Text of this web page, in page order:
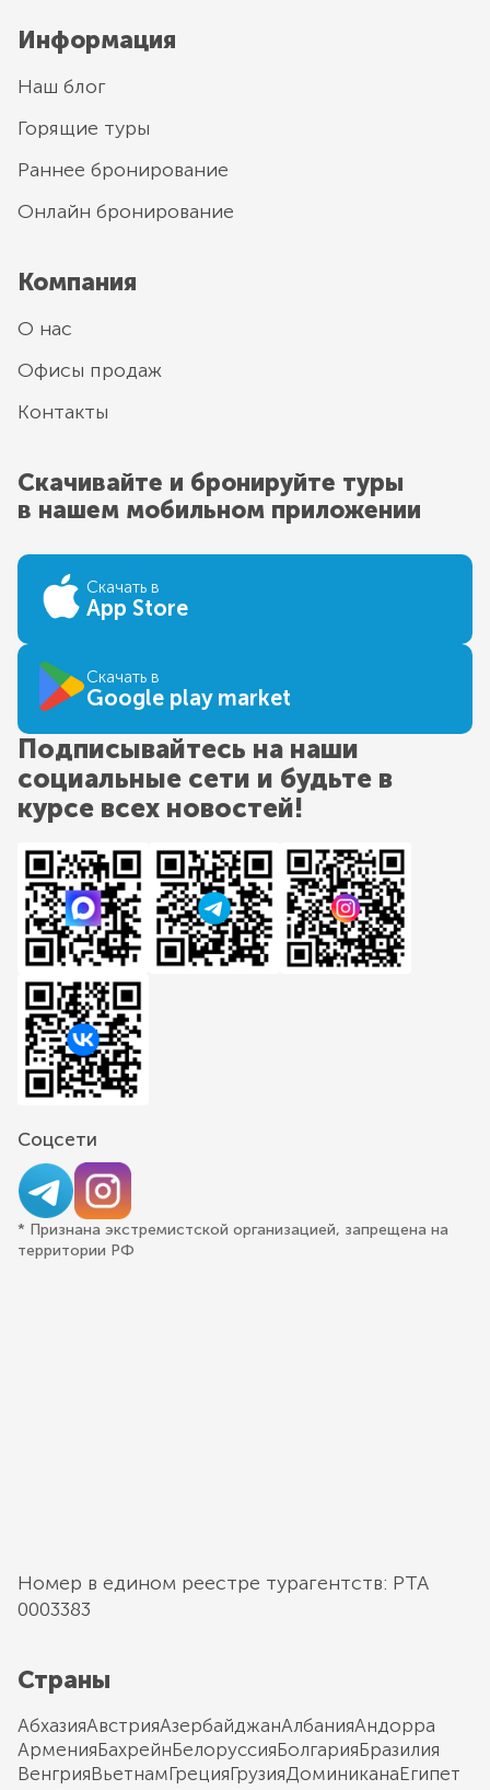
Информация
Наш блог
Горящие туры
Раннее бронирование
Онлайн бронирование
Компания
О нас
Офисы продаж
Контакты
Скачивайте и бронируйте туры
в нашем мобильном приложении
Скачать в
App Store
Скачать в
Google play market
Подписывайтесь на наши
социальные сети и будьте в
курсе всех новостей!
Соцсети
* Признана экстремистской организацией, запрещена на
территории РФ
Номер в едином реестре турагентств: РТА
0003383
Страны
АбхазияАвстрияАзербайджанАлбанияАндорра
АрменияБахрейнБелоруссияБолгарияБразилия
ВенгрияВьетнамГрецияГрузияДоминиканаЕгипет